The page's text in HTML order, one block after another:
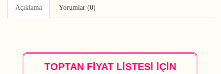
Açıklama Yorumlar (0)
TOPTAN FİYAT LİSTESİ İÇİN